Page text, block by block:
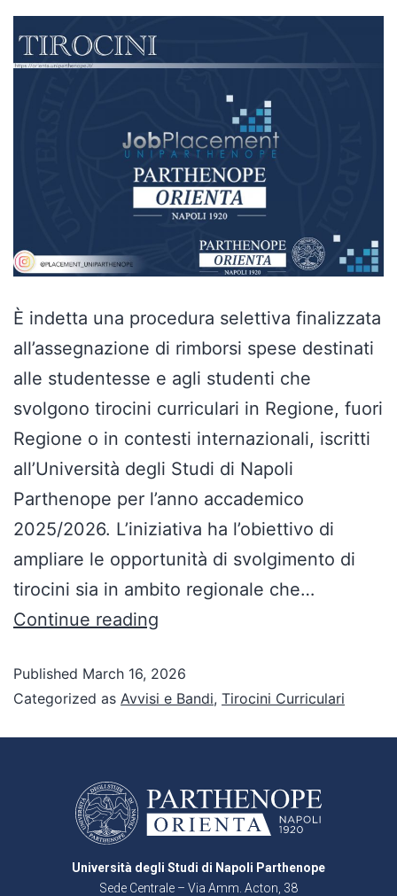
È indetta una procedura selettiva finalizzata
all’assegnazione di rimborsi spese destinati
alle studentesse e agli studenti che
svolgono tirocini curriculari in Regione, fuori
Regione o in contesti internazionali, iscritti
all’Università degli Studi di Napoli
Parthenope per l’anno accademico
2025/2026. L’iniziativa ha l’obiettivo di
ampliare le opportunità di svolgimento di
tirocini sia in ambito regionale che…
Continue reading
Published March 16, 2026
Categorized as Avvisi e Bandi, Tirocini Curriculari
Università degli Studi di Napoli Parthenope
Sede Centrale – Via Amm. Acton, 38